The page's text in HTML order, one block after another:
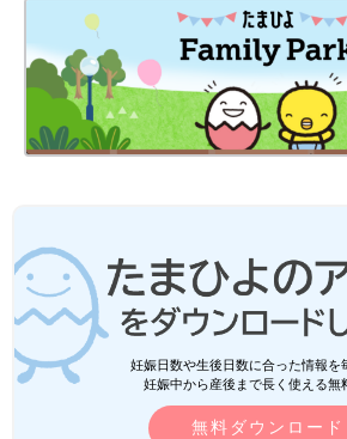
妊娠日数や生後日数に合った情報を
妊娠中から産後まで長く使える無
無料ダウンロード